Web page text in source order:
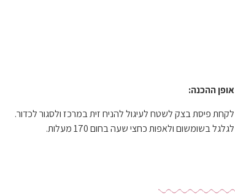
אופן ההכנה:
לקחת פיסת בצק לשטח לעיגול להניח זית במרכז ולסגור לכדור.
לגלגל בשומשום ולאפות כחצי שעה בחום 170 מעלות.